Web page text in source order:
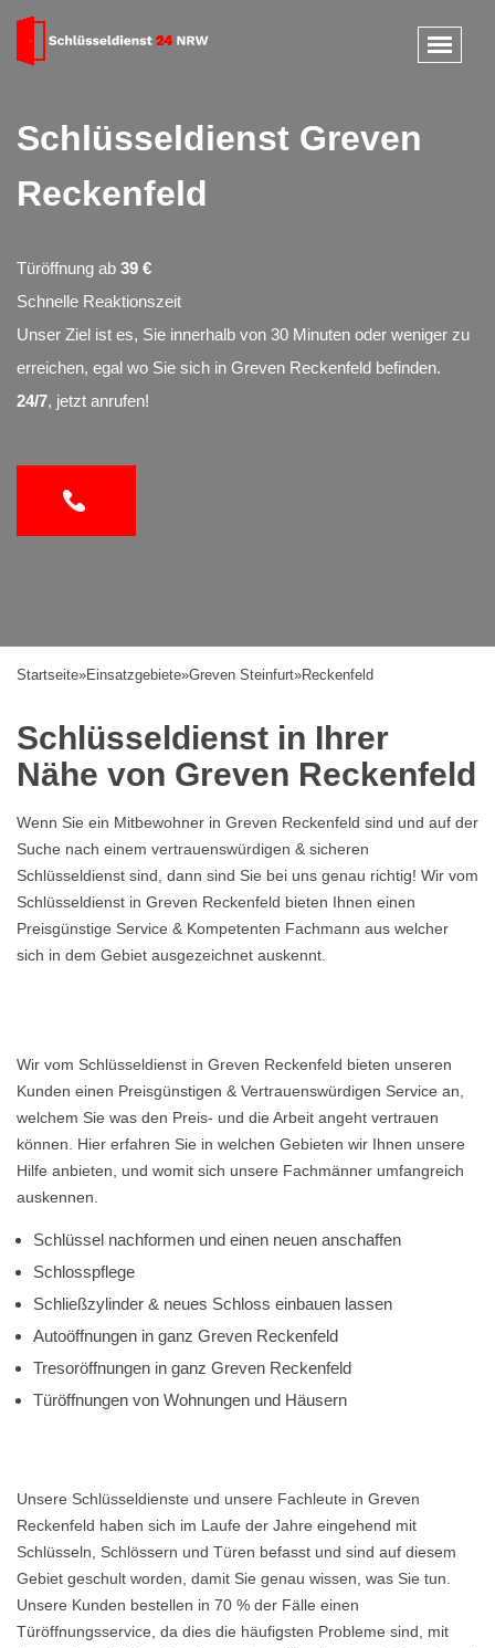
Schlüsseldienst Greven
Reckenfeld
Türöffnung ab 39 €
Schnelle Reaktionszeit
Unser Ziel ist es, Sie innerhalb von 30 Minuten oder weniger zu
erreichen, egal wo Sie sich in Greven Reckenfeld befinden.
24/7, jetzt anrufen!
Startseite»Einsatzgebiete»Greven Steinfurt»Reckenfeld
Schlüsseldienst in Ihrer
Nähe von Greven Reckenfeld
Wenn Sie ein Mitbewohner in Greven Reckenfeld sind und auf der
Suche nach einem vertrauenswürdigen & sicheren
Schlüsseldienst sind, dann sind Sie bei uns genau richtig! Wir vom
Schlüsseldienst in Greven Reckenfeld bieten Ihnen einen
Preisgünstige Service & Kompetenten Fachmann aus welcher
sich in dem Gebiet ausgezeichnet auskennt.
Wir vom Schlüsseldienst in Greven Reckenfeld bieten unseren
Kunden einen Preisgünstigen & Vertrauenswürdigen Service an,
welchem Sie was den Preis- und die Arbeit angeht vertrauen
können. Hier erfahren Sie in welchen Gebieten wir Ihnen unsere
Hilfe anbieten, und womit sich unsere Fachmänner umfangreich
auskennen.
Schlüssel nachformen und einen neuen anschaffen
Schlosspflege
Schließzylinder & neues Schloss einbauen lassen
Autoöffnungen in ganz Greven Reckenfeld
Tresoröffnungen in ganz Greven Reckenfeld
Türöffnungen von Wohnungen und Häusern
Unsere Schlüsseldienste und unsere Fachleute in Greven
Reckenfeld haben sich im Laufe der Jahre eingehend mit
Schlüsseln, Schlössern und Türen befasst und sind auf diesem
Gebiet geschult worden, damit Sie genau wissen, was Sie tun.
Unsere Kunden bestellen in 70 % der Fälle einen
Türöffnungsservice, da dies die häufigsten Probleme sind, mit